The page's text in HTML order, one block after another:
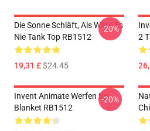
Die Sonne Schläft, Als Wäre Es
Nie Tank Top RB1512
19,31 £$24.45
-20%
2
Invent Animate Werfen Sie
Blanket RB1512
-20%